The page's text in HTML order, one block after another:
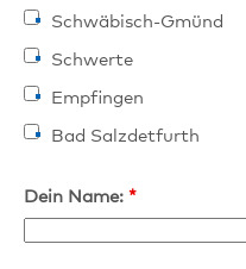
Schwäbisch-Gmünd
Schwerte
Empfingen
Bad Salzdetfurth
Dein Name: *